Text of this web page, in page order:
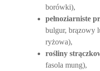
borówki),
pełnoziarniste
bulgur, brązowy
ryżowa),
rośliny
fasola mung),